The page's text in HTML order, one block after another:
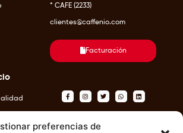
preferencias de
* CAFE (2233)
clientes@caffenio.com
Facturación